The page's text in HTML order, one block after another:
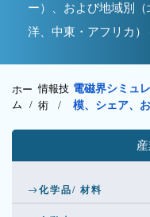
ー）、および地域別
洋、中東・アフリカ
ホー
ム /
情報技
術 /
電磁界シミュ
模、シェア、
化学品/ 材料